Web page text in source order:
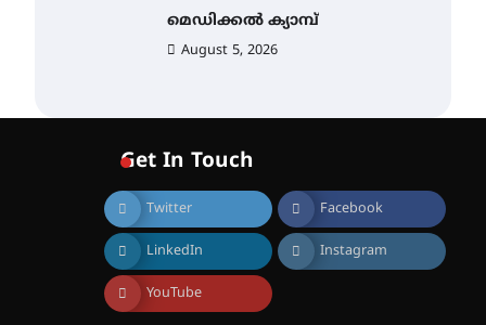
മെഡിക്കൽ ക്യാമ്പ്
August 5, 2026
അസോസിയേഷന്
തുടക്കമായി
August 6, 2026
കോമേഴ്സ്
എക്സ്പോയുമായി എസ്
എൻ ഹയർ സെക്കൻഡറി
വിദ്യാർത്ഥികൾ
Get In Touch
Twitter Facebook
LinkedIn Instagram
YouTube